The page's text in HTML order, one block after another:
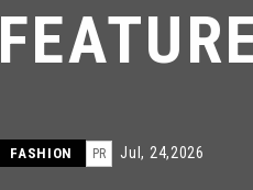
FASHION PR Jul, 15,2026